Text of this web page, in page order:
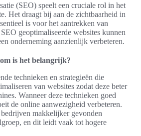
(SEO) speelt een cruciale rol in het
Het draagt bij aan de zichtbaarheid in
is voor het aantrekken van
geoptimaliseerde websites kunnen
onderneming aanzienlijk verbeteren.
is het belangrijk?
technieken en strategieën die
van websites zodat deze beter
Wanneer deze technieken goed
de online aanwezigheid verbeteren.
makkelijker gevonden
en dit leidt vaak tot hogere